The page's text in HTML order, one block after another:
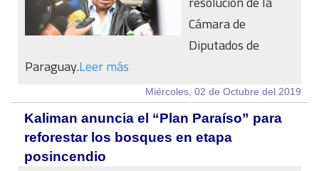
Cámara de
Diputados de
Paraguay.Leer más
Miércoles, 02 de Octubre del 2019
Kaliman anuncia el “Plan Paraíso” para
reforestar los bosques en etapa
posincendio